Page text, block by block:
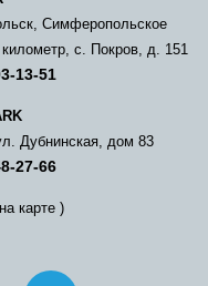
Симферопольское
с. Покров, д. 151
13-51
Дубнинская, дом 83
27-66
карте )